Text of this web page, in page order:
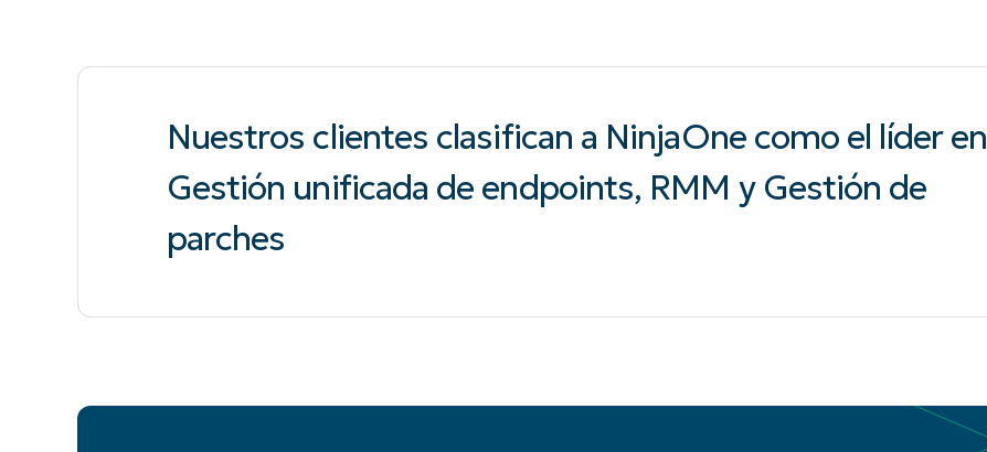
Nuestros clientes clasifican a NinjaOne como el líder en
Gestión unificada de endpoints, RMM y Gestión de
parches